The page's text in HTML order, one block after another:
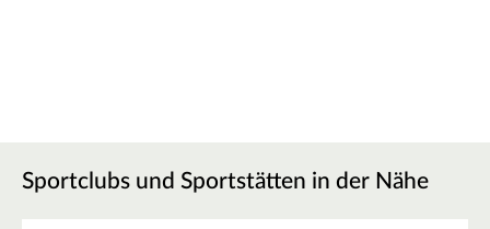
Sportclubs und Sportstätten in der Nähe